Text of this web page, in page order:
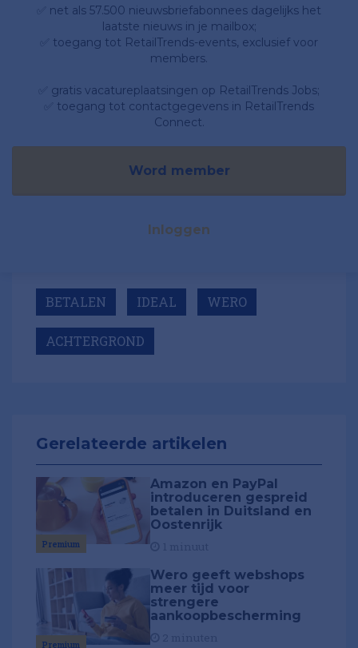
✅ net als 57.500 nieuwsbriefabonnees dagelijks het
laatste nieuws in je mailbox;
✅ toegang tot RetailTrends-events, exclusief voor
members.
✅ gratis vacatureplaatsingen op RetailTrends Jobs;
✅ toegang tot contactgegevens in RetailTrends
Connect.
Word member
Inloggen
BETALEN IDEAL WERO
ACHTERGROND
Gerelateerde artikelen
Premium
Amazon en PayPal
introduceren gespreid
betalen in Duitsland en
Oostenrijk
Premium
Wero geeft webshops
meer tijd voor
strengere
aankoopbescherming